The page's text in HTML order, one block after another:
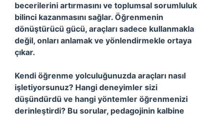
becerilerini artırmasını ve toplumsal sorumluluk
bilinci kazanmasını sağlar. Öğrenmenin
dönüştürücü gücü, araçları sadece kullanmakla
değil, onları anlamak ve yönlendirmekle ortaya
çıkar.
Kendi öğrenme yolculuğunuzda araçları nasıl
işletiyorsunuz? Hangi deneyimler sizi
düşündürdü ve hangi yöntemler öğrenmenizi
derinleştirdi? Bu sorular, pedagojinin kalbine